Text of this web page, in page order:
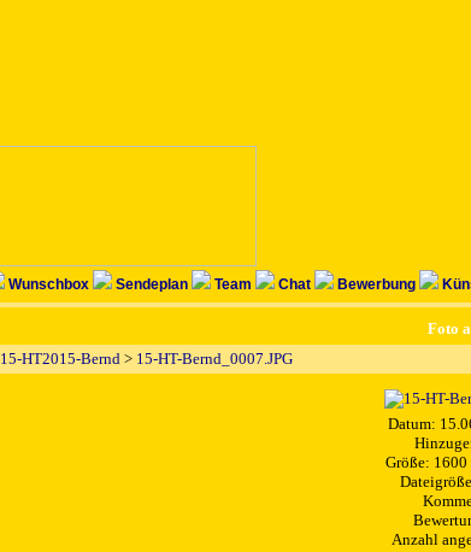
Wunschbox Sendeplan Team Chat Bewerbung
Foto
15-HT2015-Bernd > 15-HT-Bernd_0007.JPG
Datum:
Größe:
Anzahl